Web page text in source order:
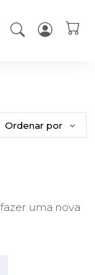
Ordenar por
uma nova